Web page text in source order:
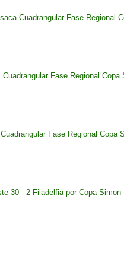
Cuadrangular Fase Regional
Cuadrangular Fase Regional Copa
Fase Regional Copa
30 - 2 Filadelfia por Copa Simon